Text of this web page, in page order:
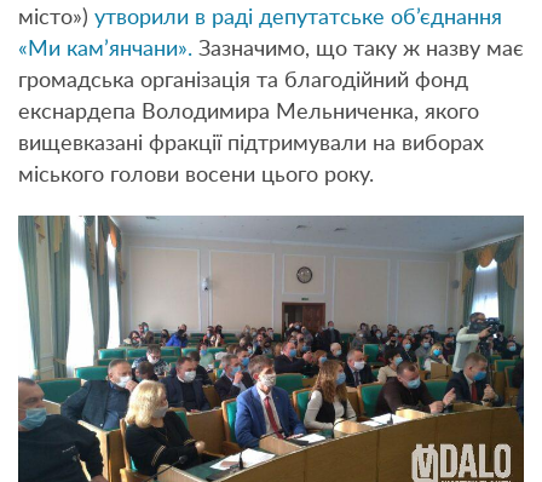
місто») утворили в раді депутатське об’єднання
«Ми кам’янчани». Зазначимо, що таку ж назву має
громадська організація та благодійний фонд
екснардепа Володимира Мельниченка, якого
вищевказані фракції підтримували на виборах
міського голови восени цього року.